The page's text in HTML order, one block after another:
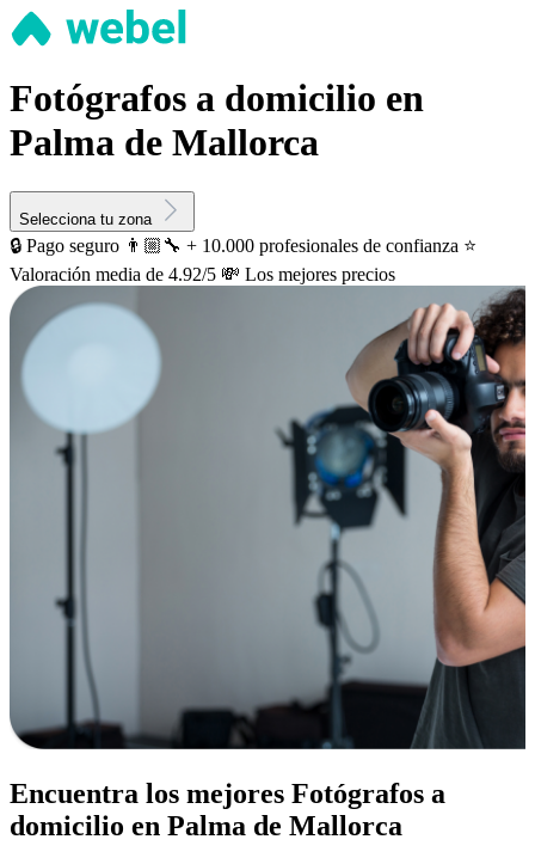
Fotógrafos a domicilio en
Palma de Mallorca
Selecciona tu zona
🔒 Pago seguro 👨🏼‍🔧 + 10.000 profesionales de confianza ⭐️
Valoración media de 4.92/5 💸 Los mejores precios
Encuentra los mejores Fotógrafos a
domicilio en Palma de Mallorca